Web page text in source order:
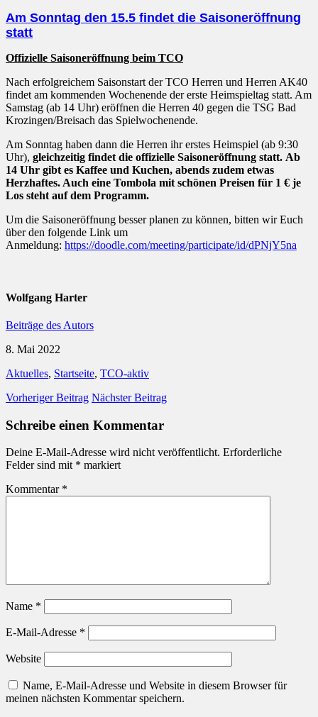
Am Sonntag den 15.5 findet die Saisoneröffnung
statt
Offizielle Saisoneröffnung beim TCO
Nach erfolgreichem Saisonstart der TCO Herren und Herren AK40
findet am kommenden Wochenende der erste Heimspieltag statt. Am
Samstag (ab 14 Uhr) eröffnen die Herren 40 gegen die TSG Bad
Krozingen/Breisach das Spielwochenende.
Am Sonntag haben dann die Herren ihr erstes Heimspiel (ab 9:30
Uhr), gleichzeitig findet die offizielle Saisoneröffnung statt. Ab
14 Uhr gibt es Kaffee und Kuchen, abends zudem etwas
Herzhaftes. Auch eine Tombola mit schönen Preisen für 1 € je
Los steht auf dem Programm.
Um die Saisoneröffnung besser planen zu können, bitten wir Euch
über den folgende Link um
Anmeldung: https://doodle.com/meeting/participate/id/dPNjY5na
Wolfgang Harter
Beiträge des Autors
8. Mai 2022
Aktuelles, Startseite, TCO-aktiv
Vorheriger Beitrag Nächster Beitrag
Schreibe einen Kommentar
Deine E-Mail-Adresse wird nicht veröffentlicht. Erforderliche
Felder sind mit * markiert
Kommentar *
Name *
E-Mail-Adresse *
Website
Name, E-Mail-Adresse und Website in diesem Browser für
meinen nächsten Kommentar speichern.